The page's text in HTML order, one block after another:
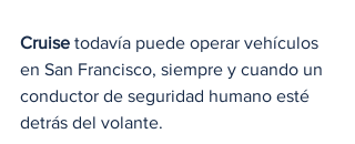
Cruise todavía puede operar vehículos
en San Francisco, siempre y cuando un
conductor de seguridad humano esté
detrás del volante.